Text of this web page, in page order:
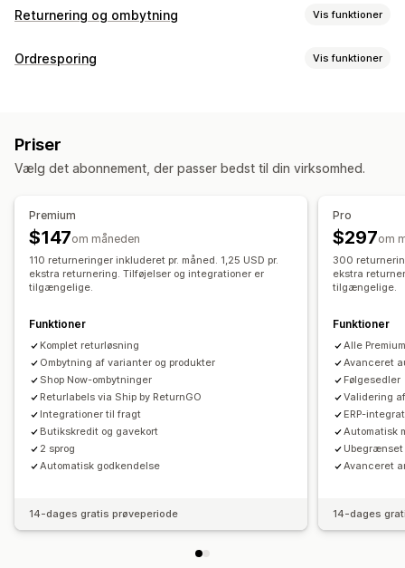
Returnering og ombytning Vis funktioner
Returneringsmuligheder
Returbehandling
Tilpassede politikker
Returneringsfrister
Flere sprog
Fragtlabels Returneringssporing
SMS-notifikationer
Mailnotifikationer
Tilpasset branding
Kundeblokeringslister
Ordresporing Vis funktioner
Sporing i realtid
Estimeret leveringsdato
Global sporing Kontrolpaneler
Notifikationer
Tilpassede notifikationer
Automatiseringer
Priser
Vælg det abonnement, der passer bedst til din virksomhed.
Premium
$147om måneden
110 returneringer inkluderet pr. måned. 1,25 USD pr.
ekstra returnering. Tilføjelser og integrationer er
tilgængelige.
Funktioner
Komplet returløsning
Ombytning af varianter og produkter
Shop Now-ombytninger
Returlabels via Ship by ReturnGO
Integrationer til fragt
Butikskredit og gavekort
2 sprog
Automatisk godkendelse
14-dages gratis prøveperiode
Pro
$297om
300
ekstra
tilgængelige.
Funktioner
Alle
Avanceret
Følgesedler
Validering
ERP-
Automatisk
Avanceret
14-dages